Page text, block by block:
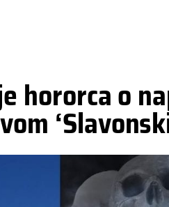
hororca o